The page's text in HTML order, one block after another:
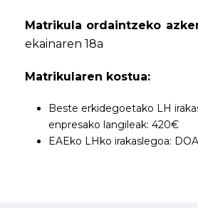
Matrikula ordaintzeko
ekainaren 18a
Matrikularen kostua:
Beste erkidegoetako LH
enpresako langileak: 420€
EAEko LHko irakaslegoa: